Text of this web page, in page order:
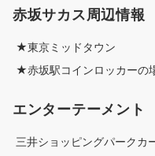
赤坂サカス周辺情報
★東京ミッドタウン
★赤坂駅コインロッカーの
エンターテーメント
三井ショッピングパークカ